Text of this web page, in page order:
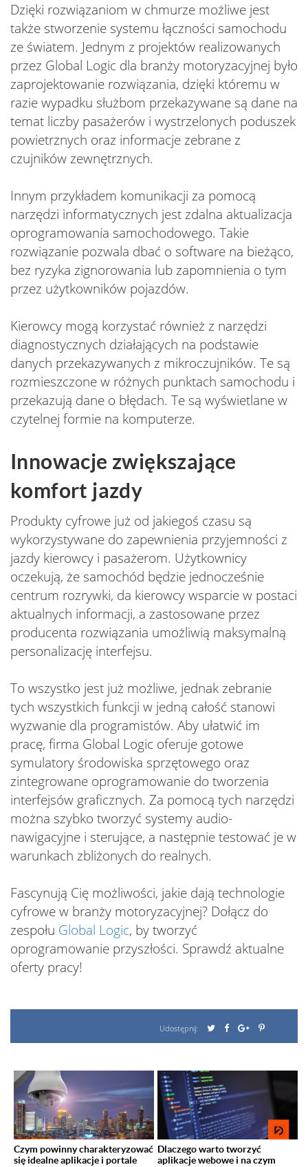
Dzięki rozwiązaniom w chmurze możliwe jest
także stworzenie systemu łączności samochodu
ze światem. Jednym z projektów realizowanych
przez Global Logic dla branży motoryzacyjnej było
zaprojektowanie rozwiązania, dzięki któremu w
razie wypadku służbom przekazywane są dane na
temat liczby pasażerów i wystrzelonych poduszek
powietrznych oraz informacje zebrane z
czujników zewnętrznych.
Innym przykładem komunikacji za pomocą
narzędzi informatycznych jest zdalna aktualizacja
oprogramowania samochodowego. Takie
rozwiązanie pozwala dbać o software na bieżąco,
bez ryzyka zignorowania lub zapomnienia o tym
przez użytkowników pojazdów.
Kierowcy mogą korzystać również z narzędzi
diagnostycznych działających na podstawie
danych przekazywanych z mikroczujników. Te są
rozmieszczone w różnych punktach samochodu i
przekazują dane o błędach. Te są wyświetlane w
czytelnej formie na komputerze.
Innowacje zwiększające
komfort jazdy
Produkty cyfrowe już od jakiegoś czasu są
wykorzystywane do zapewnienia przyjemności z
jazdy kierowcy i pasażerom. Użytkownicy
oczekują, że samochód będzie jednocześnie
centrum rozrywki, da kierowcy wsparcie w postaci
aktualnych informacji, a zastosowane przez
producenta rozwiązania umożliwią maksymalną
personalizację interfejsu.
To wszystko jest już możliwe, jednak zebranie
tych wszystkich funkcji w jedną całość stanowi
wyzwanie dla programistów. Aby ułatwić im
pracę, firma Global Logic oferuje gotowe
symulatory środowiska sprzętowego oraz
zintegrowane oprogramowanie do tworzenia
interfejsów graficznych. Za pomocą tych narzędzi
można szybko tworzyć systemy audio-
nawigacyjne i sterujące, a następnie testować je w
warunkach zbliżonych do realnych.
Fascynują Cię możliwości, jakie dają technologie
cyfrowe w branży motoryzacyjnej? Dołącz do
zespołu Global Logic, by tworzyć
oprogramowanie przyszłości. Sprawdź aktualne
oferty pracy!
Udostępnij:
Czym powinny charakteryzować
się idealne aplikacje i portale
Dlaczego warto tworzyć
aplikacje webowe i na czym